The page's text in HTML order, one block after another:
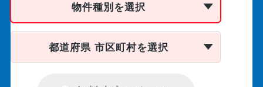
物件種別を選択
都道府県 市区町村を選択